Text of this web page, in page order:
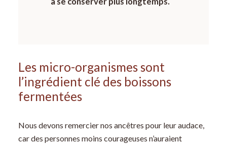
Les micro-organismes sont
l’ingrédient clé des boissons
fermentées
Nous devons remercier nos ancêtres pour leur audace,
car des personnes moins courageuses n’auraient